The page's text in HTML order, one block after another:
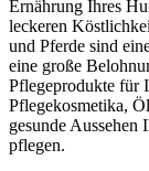
Ernährung Ihres
leckeren
und Pferde sind
eine große
Pflegeprodukte für
Pflegekosmetika,
gesunde Aussehen
pflegen.